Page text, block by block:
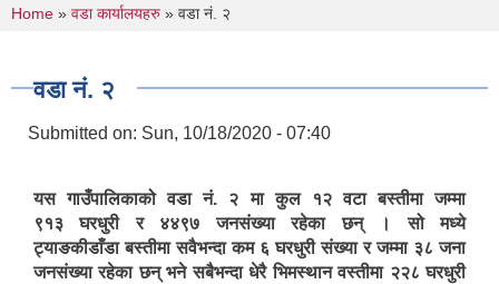
You are here
Home » वडा कार्यालयहरु » वडा नं. २
वडा नं. २
Submitted on: Sun, 10/18/2020 - 07:40
यस गाउँपालिकाको वडा नं. २ मा कुल १२ वटा बस्तीमा जम्मा
९१३ घरधुरी र ४४९७ जनसंख्या रहेका छन् । सो मध्ये
ट्याङकीडाँडा बस्तीमा सवैभन्दा कम ६ घरधुरी संख्या र जम्मा ३८ जना
जनसंख्या रहेका छन् भने सबैभन्दा धेरै भिमस्थान वस्तीमा २२८ घरधुरी